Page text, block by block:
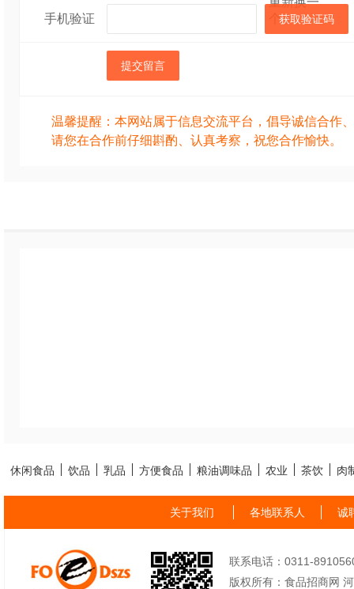
手机验证 获取验证码
提交留言
温馨提醒：本网站属于信息交流平台，倡导诚信合作
请您在合作前仔细斟酌、认真考察，祝您合作愉快。
休闲食品 饮品 乳品 方便食品 粮油调味品 农业 茶饮 肉
关于我们 各地联系人 诚
联系电话：0311-
版权所有：食品招商网